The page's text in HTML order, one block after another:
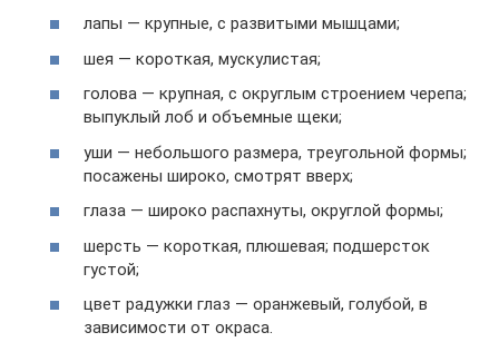
лапы — крупные, с развитыми мышцами;
шея — короткая, мускулистая;
голова — крупная, с округлым строением черепа;
выпуклый лоб и объемные щеки;
уши — небольшого размера, треугольной формы;
посажены широко, смотрят вверх;
глаза — широко распахнуты, округлой формы;
шерсть — короткая, плюшевая; подшерсток
густой;
цвет радужки глаз — оранжевый, голубой, в
зависимости от окраса.